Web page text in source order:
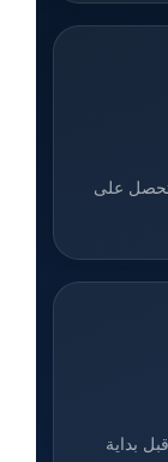
على
بداية